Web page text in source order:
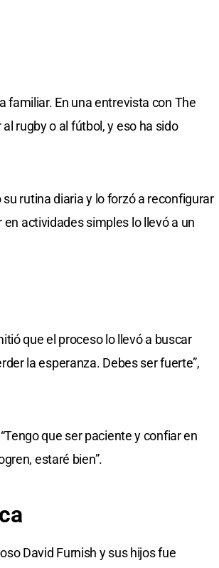
familiar. En una entrevista con The
rugby o al fútbol, y eso ha sido
rutina diaria y lo forzó a reconfigurar
actividades simples lo llevó a un
que el proceso lo llevó a buscar
la esperanza. Debes ser fuerte”,
que ser paciente y confiar en
estaré bien”.
David Furnish y sus hijos fue